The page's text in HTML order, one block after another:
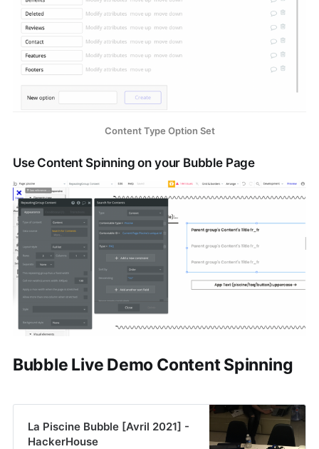
Content Type Option Set
Use Content Spinning on your Bubble Page
Bubble Live Demo Content Spinning
La Piscine Bubble [Avril 2021] -
HackerHouse